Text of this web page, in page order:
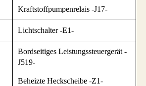
Kraftstoffpumpenrelais -J17-
Lichtschalter -E1-
Bordseitiges Leistungssteuergerät -
J519-
Beheizte Heckscheibe -Z1-